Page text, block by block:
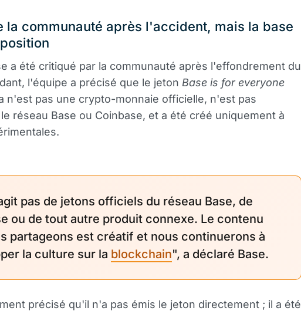
la communauté après l'accident, mais la base
a été critiqué par la communauté après l'effondrement du
l'équipe a précisé que le jeton Base is for everyone
n'est pas une crypto-monnaie officielle, n'est pas
réseau Base ou Coinbase, et a été créé uniquement à
pas de jetons officiels du réseau Base, de
ou de tout autre produit connexe. Le contenu
partageons est créatif et nous continuerons à
la culture sur la blockchain", a déclaré Base.
précisé qu'il n'a pas émis le jeton directement ; il a été